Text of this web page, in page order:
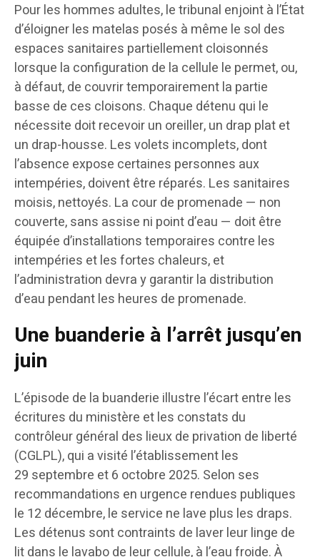
Pour les hommes adultes, le tribunal enjoint à l’État
d’éloigner les matelas posés à même le sol des
espaces sanitaires partiellement cloisonnés
lorsque la configuration de la cellule le permet, ou,
à défaut, de couvrir temporairement la partie
basse de ces cloisons. Chaque détenu qui le
nécessite doit recevoir un oreiller, un drap plat et
un drap-housse. Les volets incomplets, dont
l’absence expose certaines personnes aux
intempéries, doivent être réparés. Les sanitaires
moisis, nettoyés. La cour de promenade — non
couverte, sans assise ni point d’eau — doit être
équipée d’installations temporaires contre les
intempéries et les fortes chaleurs, et
l’administration devra y garantir la distribution
d’eau pendant les heures de promenade.
Une buanderie à l’arrêt jusqu’en
juin
L’épisode de la buanderie illustre l’écart entre les
écritures du ministère et les constats du
contrôleur général des lieux de privation de liberté
(CGLPL), qui a visité l’établissement les
29 septembre et 6 octobre 2025. Selon ses
recommandations en urgence rendues publiques
le 12 décembre, le service ne lave plus les draps.
Les détenus sont contraints de laver leur linge de
lit dans le lavabo de leur cellule, à l’eau froide. À